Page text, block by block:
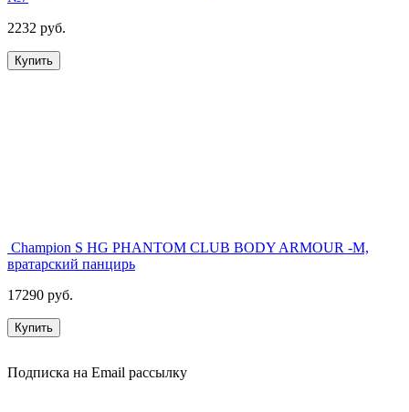
2232 руб.
Купить
Champion S HG PHANTOM CLUB BODY ARMOUR -M,
вратарский панцирь
17290 руб.
Купить
Подписка на Email рассылку